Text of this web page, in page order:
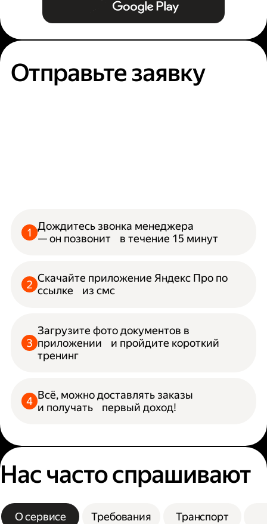
Отправьте заявку
Дождитесь звонка менеджера
— он позвонит в течение 15 минут
Скачайте приложение Яндекс Про по
ссылке из смс
Загрузите фото документов в
приложении и пройдите короткий
тренинг
Всё, можно доставлять заказы
и получать первый доход!
Нас часто спрашивают
О сервисе Требования Транспорт